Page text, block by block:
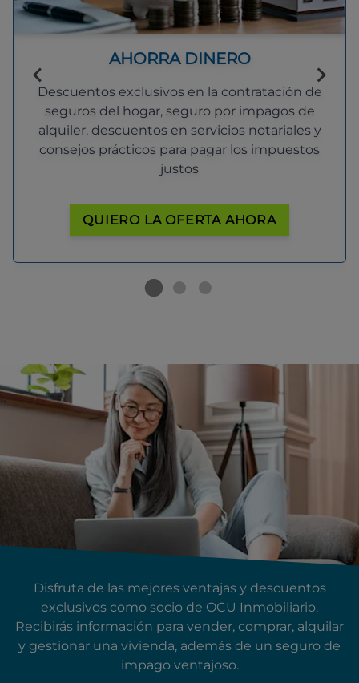
AHORRA DINERO
Descuentos exclusivos en la contratación de
seguros del hogar, seguro por impagos de
alquiler, descuentos en servicios notariales y
consejos prácticos para pagar los impuestos
justos
QUIERO LA OFERTA AHORA
Disfruta de las mejores ventajas y descuentos
exclusivos como socio de OCU Inmobiliario.
Recibirás información para vender, comprar, alquilar
y gestionar una vivienda, además de un seguro de
impago ventajoso.